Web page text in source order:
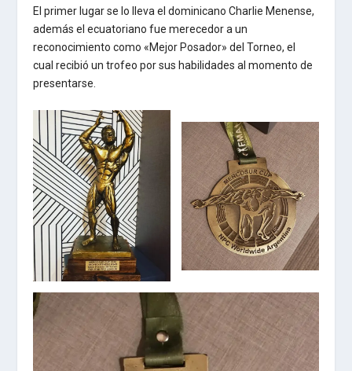
El primer lugar se lo lleva el dominicano Charlie Menense,
además el ecuatoriano fue merecedor a un
reconocimiento como «Mejor Posador» del Torneo, el
cual recibió un trofeo por sus habilidades al momento de
presentarse.